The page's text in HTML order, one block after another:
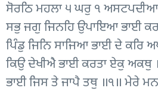
ਸੋਰਠਿ ਮਹਲਾ ੫ ਘਰੁ ੧
ਸਭੁ ਜਗੁ ਜਿਨਹਿ ਉਪਾਇਆ ਭਾਈ
ਪਿੰਡੁ ਜਿਨਿ ਸਾਜਿਆ ਭਾਈ ਦੇ ਕਰਿ
ਕਿਉ ਦੇਖੀਐ ਭਾਈ ਕਰਤਾ ਏਕੁ ਅਕਥੁ
ਭਾਈ ਜਿਸ ਤੇ ਜਾਪੈ ਤਥੁ ॥੧॥ ਮੇਰੇ